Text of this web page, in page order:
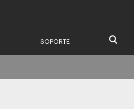
SOPORTE